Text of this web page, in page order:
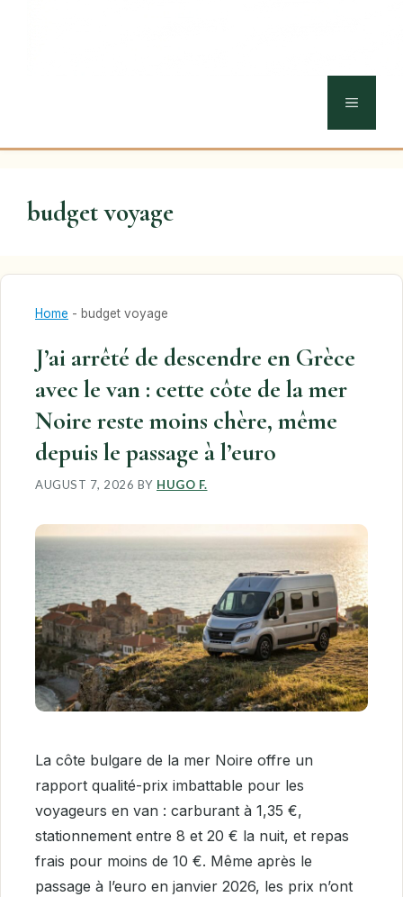
MENU
budget voyage
Home - budget voyage
J’ai arrêté de descendre en Grèce
avec le van : cette côte de la mer
Noire reste moins chère, même
depuis le passage à l’euro
AUGUST 7, 2026 BY HUGO F.
La côte bulgare de la mer Noire offre un
rapport qualité-prix imbattable pour les
voyageurs en van : carburant à 1,35 €,
stationnement entre 8 et 20 € la nuit, et repas
frais pour moins de 10 €. Même après le
passage à l’euro en janvier 2026, les prix n’ont